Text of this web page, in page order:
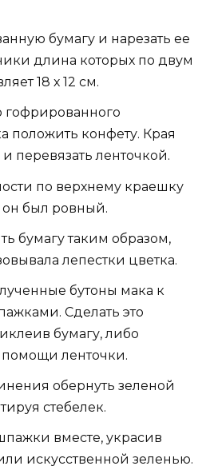
бумагу и нарезать ее
длина которых по двум
18 х 12 см.
гофрированного
положить конфету. Края
перевязать ленточкой.
по верхнему краешку
он был ровный.
бумагу таким образом,
лепестки цветка.
бутоны мака к
Сделать это
бумагу, либо
ленточки.
обернуть зеленой
стебелек.
вместе, украсив
искусственной зеленью.